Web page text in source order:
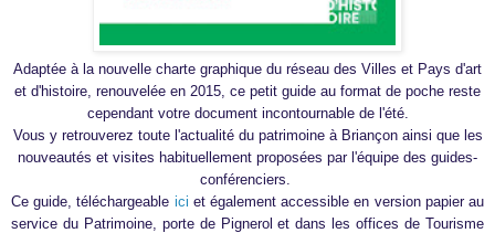
Adaptée à la nouvelle charte graphique du réseau des Villes et Pays d'art
et d'histoire, renouvelée en 2015, ce petit guide au format de poche reste
cependant votre document incontournable de l'été.
Vous y retrouverez toute l'actualité du patrimoine à Briançon ainsi que les
nouveautés et visites habituellement proposées par l'équipe des guides-
conférenciers.
Ce guide, téléchargeable ici et également accessible en version papier au
service du Patrimoine, porte de Pignerol et dans les offices de Tourisme